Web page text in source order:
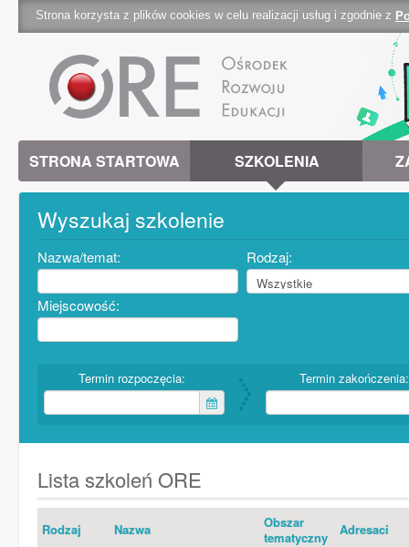
Strona korzysta z plików cookies w celu realizacji usług i zgodnie z
STRONA STARTOWA SZKOLENIA
Wyszukaj szkolenie
Nazwa/temat: Rodzaj:
Miejscowość:
Termin rozpoczęcia: Termin zakończenia:
Lista szkoleń ORE
Rodzaj Nazwa
Obszar
tematyczny
Adresaci